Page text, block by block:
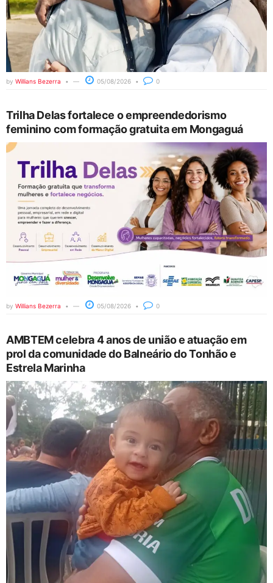
by Willians Bezerra 05/08/2026 0
Trilha Delas fortalece o empreendedorismo
feminino com formação gratuita em Mongaguá
by Willians Bezerra 05/08/2026 0
AMBTEM celebra 4 anos de união e atuação em
prol da comunidade do Balneário do Tonhão e
Estrela Marinha